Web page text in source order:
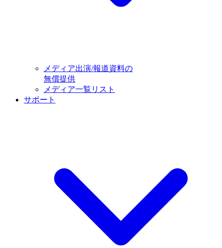
メディア出演/報道資料の
無償提供
メディア一覧リスト
サポート